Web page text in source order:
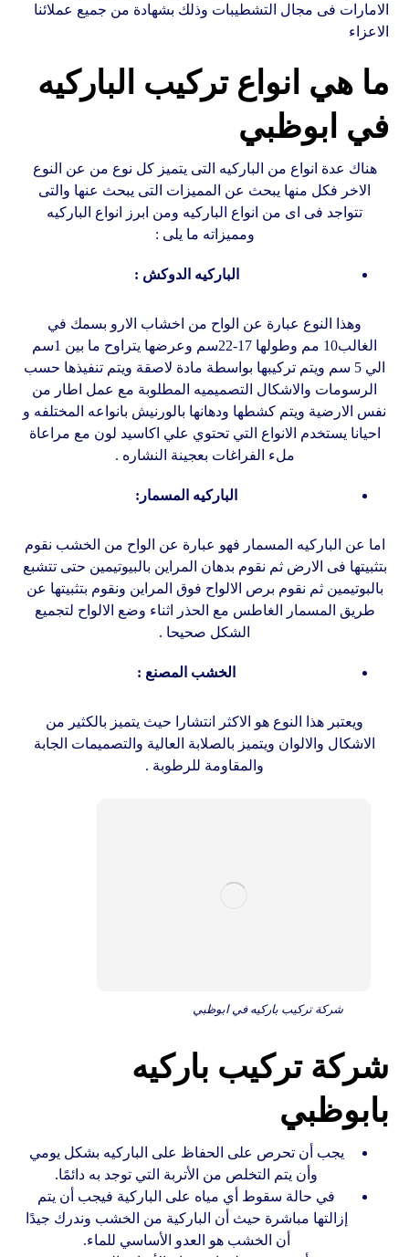
الامارات فى مجال التشطيبات وذلك بشهادة من جميع عملائنا
الاعزاء
ما هي انواع تركيب الباركيه
في ابوظبي
هناك عدة انواع من الباركيه التى يتميز كل نوع من عن النوع
الاخر فكل منها يبحث عن المميزات التى يبحث عنها والتى
تتواجد فى اى من انواع الباركيه ومن ابرز انواع الباركيه
ومميزاته ما يلى :
الباركيه الدوكش :
وهذا النوع عبارة عن الواح من اخشاب الارو بسمك في
الغالب10 مم وطولها 17-22سم وعرضها يتراوح ما بين 1سم
الي 5 سم ويتم تركيبها بواسطة مادة لاصقة ويتم تنفيذها حسب
الرسومات والاشكال التصميميه المطلوبة مع عمل اطار من
نفس الارضية ويتم كشطها ودهانها بالورنيش بانواعه المختلفه و
احيانا يستخدم الانواع التي تحتوي علي اكاسيد لون مع مراعاة
ملء الفراغات بعجينة النشاره .
الباركيه المسمار:
اما عن الباركيه المسمار فهو عبارة عن الواح من الخشب نقوم
بتثبيتها فى الارض ثم نقوم بدهان المراين بالبيوتيمين حتى تتشبع
بالبوتيمين ثم نقوم برص الالواح فوق المراين ونقوم بتثبيتها عن
طريق المسمار الغاطس مع الحذر اثناء وضع الالواح لتجميع
الشكل صحيحا .
الخشب المصنع :
ويعتبر هذا النوع هو الاكثر انتشارا حيث يتميز بالكثير من
الاشكال والالوان ويتميز بالصلابة العالية والتصميمات الجابة
والمقاومة للرطوبة .
شركة تركيب باركيه في ابوظبي
شركة تركيب باركيه
بابوظبي
يجب أن تحرص على الحفاظ على الباركيه بشكل يومي
وأن يتم التخلص من الأتربة التي توجد به دائمًا.
في حالة سقوط أي مياه على الباركية فيجب أن يتم
إزالتها مباشرة حيث أن الباركية من الخشب وندرك جيدًا
أن الخشب هو العدو الأساسي للماء.